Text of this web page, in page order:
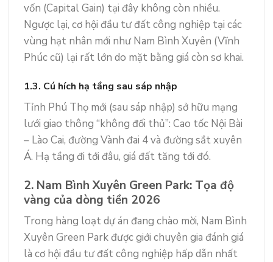
vốn (Capital Gain) tại đây không còn nhiều.
Ngược lại, cơ hội đầu tư đất công nghiệp tại các
vùng hạt nhân mới như Nam Bình Xuyên (Vĩnh
Phúc cũ) lại rất lớn do mặt bằng giá còn sơ khai.
1.3. Cú hích hạ tầng sau sáp nhập
Tỉnh Phú Thọ mới (sau sáp nhập) sở hữu mạng
lưới giao thông “không đối thủ”: Cao tốc Nội Bài
– Lào Cai, đường Vành đai 4 và đường sắt xuyên
Á. Hạ tầng đi tới đâu, giá đất tăng tới đó.
2. Nam Bình Xuyên Green Park: Tọa độ
vàng của dòng tiền 2026
Trong hàng loạt dự án đang chào mời, Nam Bình
Xuyên Green Park được giới chuyên gia đánh giá
là cơ hội đầu tư đất công nghiệp hấp dẫn nhất